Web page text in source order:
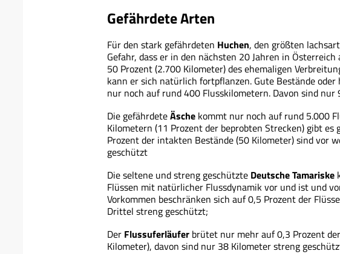
Gefährdete Arten
Für den stark gefährdeten Huchen, den größten
Gefahr, dass er in den nächsten 20 Jahren in
50 Prozent (2.700 Kilometer) des ehemaligen
kann er sich natürlich fortpflanzen. Gute Bestände
nur noch auf rund 400 Flusskilometern. Davon sind
Die gefährdeteÄsche kommt nur noch auf rund 5.000
Kilometern (11 Prozent der beprobten Strecken) gibt es
Prozent der intakten Bestände (50 Kilometer) sind vor
geschützt
Die seltene und streng geschützte Deutsche Tamariske
Flüssen mit natürlicher Flussdynamik vor und ist und
Vorkommen beschränken sich auf 0,5 Prozent der
Drittel streng geschützt;
Der Flussuferläufer brütet nur mehr auf 0,3 Prozent
Kilometer), davon sind nur 38 Kilometer streng